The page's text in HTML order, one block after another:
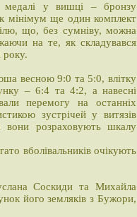
медалі у вишці – бронзу
мінімум ще один комплект
що, без сумніву, можна
на те, як складувався
року.
весною 9:0 та 5:0, влітку
– 6:4 та 4:2, а навесні
перемогу на останніх
зустрічей у витязів
вони розраховують шкалу
вболівальників очікують
Соскиди та Михайла
його земляків з Бужори,